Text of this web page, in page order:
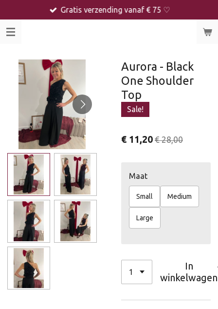
direct
naar
Gratis verzending vanaf € 75 ♡
Aurora - Black
One Shoulder
Top
Sale!
€ 11,20 € 28,00
Maat
Small Medium
Large
In
winkelwagen